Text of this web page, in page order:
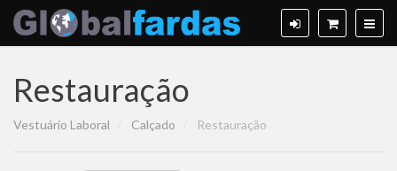
Restauração
Vestuário Laboral Calçado Restauração